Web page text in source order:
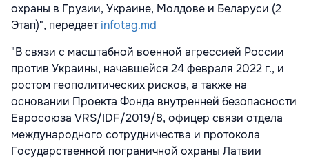
охраны в Грузии, Украине, Молдове и Беларуси (2
Этап)", передаетinfotag.md
"В связи с масштабной военной агрессией России
против Украины, начавшейся 24 февраля 2022 г., и
ростом геополитических рисков, а также на
основании Проекта Фонда внутренней безопасности
Евросоюза VRS/IDF/2019/8, офицер связи отдела
международного сотрудничества и протокола
Государственной пограничной охраны Латвии